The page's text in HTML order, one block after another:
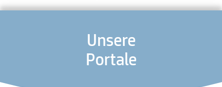
Unsere
Portale